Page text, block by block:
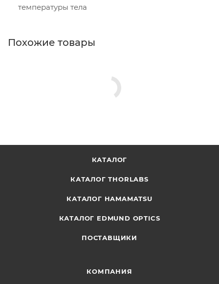
температуры тела
Похожие товары
КАТАЛОГ
КАТАЛОГ THORLABS
КАТАЛОГ HAMAMATSU
КАТАЛОГ EDMUND OPTICS
ПОСТАВЩИКИ
КОМПАНИЯ